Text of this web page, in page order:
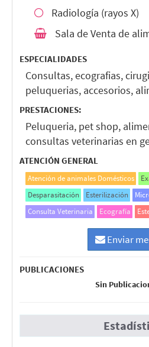
Radiología (rayos X)
Sala de Venta de
ESPECIALIDADES
Consultas, ecografias,
peluquerias, accesorios,
PRESTACIONES:
Peluqueria, pet shop,
consultas veterinarias en
ATENCIÓN GENERAL
Atención de animales Domésticos
Desparasitación
Esterilización
Consulta Veterinaria
Ecografía
Enviar
PUBLICACIONES
Sin